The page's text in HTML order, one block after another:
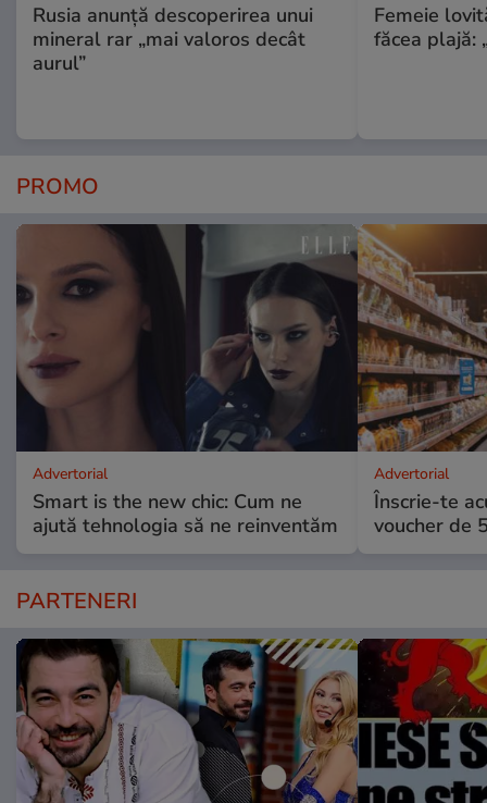
Rusia anunță descoperirea unui
mineral rar „mai valoros decât
aurul”
Femeie
făcea plajă:
PROMO
Advertorial
Smart is the new chic: Cum ne
ajută tehnologia să ne reinventăm
Advertorial
Înscrie-te
voucher de
PARTENERI